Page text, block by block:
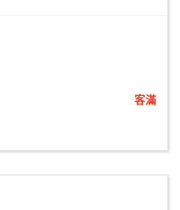
客滿